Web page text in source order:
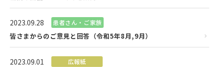
2023.09.28 患者さん・ご家族
皆さまからのご意見と回答（令和5年8月,9月）
2023.09.01 広報紙